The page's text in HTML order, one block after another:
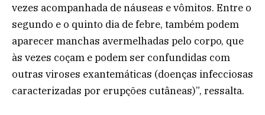
vezes acompanhada de náuseas e vômitos. Entre o
segundo e o quinto dia de febre, também podem
aparecer manchas avermelhadas pelo corpo, que
às vezes coçam e podem ser confundidas com
outras viroses exantemáticas (doenças infecciosas
caracterizadas por erupções cutâneas)”, ressalta.